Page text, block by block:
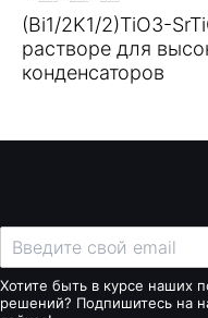
(Bi1/2K1/2)TiO3-
растворе для
конденсаторов
Хотите быть в курсе наших
решений? Подпишитесь на